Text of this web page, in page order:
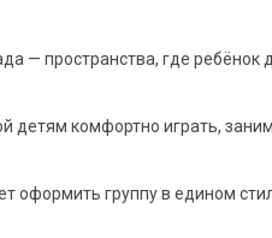
— пространства, где ребёнок
детям комфортно играть,
оформить группу в едином